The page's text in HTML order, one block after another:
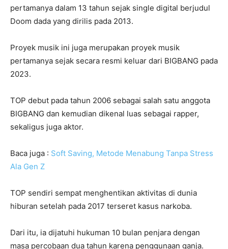
pertamanya dalam 13 tahun sejak single digital berjudul
Doom dada yang dirilis pada 2013.
Proyek musik ini juga merupakan proyek musik
pertamanya sejak secara resmi keluar dari BIGBANG pada
2023.
TOP debut pada tahun 2006 sebagai salah satu anggota
BIGBANG dan kemudian dikenal luas sebagai rapper,
sekaligus juga aktor.
Baca juga : Soft Saving, Metode Menabung Tanpa Stress
Ala Gen Z
TOP sendiri sempat menghentikan aktivitas di dunia
hiburan setelah pada 2017 terseret kasus narkoba.
Dari itu, ia dijatuhi hukuman 10 bulan penjara dengan
masa percobaan dua tahun karena penggunaan ganja.